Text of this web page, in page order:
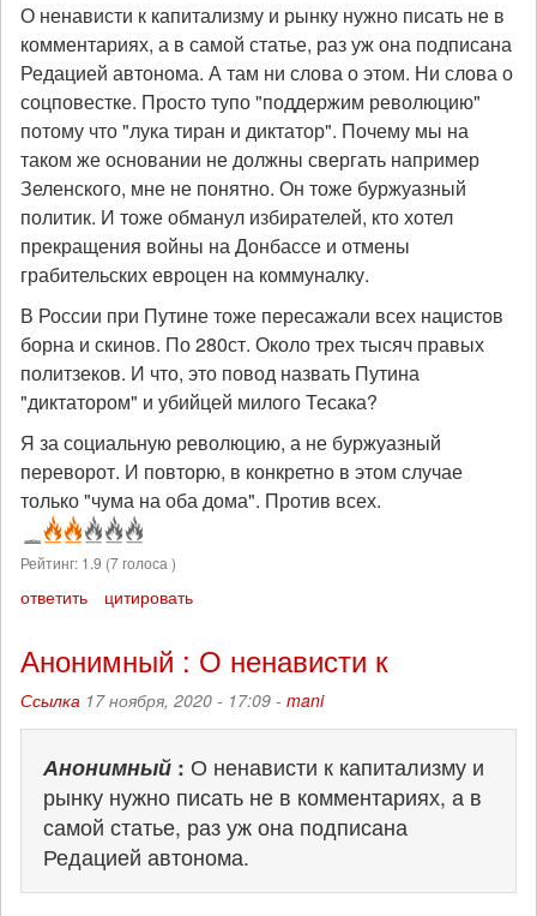
О ненависти к капитализму и рынку нужно писать не в
комментариях, а в самой статье, раз уж она подписана
Редацией автонома. А там ни слова о этом. Ни слова о
соцповестке. Просто тупо "поддержим революцию"
потому что "лука тиран и диктатор". Почему мы на
таком же основании не должны свергать например
Зеленского, мне не понятно. Он тоже буржуазный
политик. И тоже обманул избирателей, кто хотел
прекращения войны на Донбассе и отмены
грабительских евроцен на коммуналку.
В России при Путине тоже пересажали всех нацистов
борна и скинов. По 280ст. Около трех тысяч правых
политзеков. И что, это повод назвать Путина
"диктатором" и убийцей милого Тесака?
Я за социальную революцию, а не буржуазный
переворот. И повторю, в конкретно в этом случае
только "чума на оба дома". Против всех.
Рейтинг: 1.9 (7голоса )
ответить цитировать
Анонимный : О ненависти к
Ссылка 17 ноября, 2020 - 17:09 - mani
Анонимный: О ненависти к капитализму и
рынку нужно писать не в комментариях, а в
самой статье, раз уж она подписана
Редацией автонома.